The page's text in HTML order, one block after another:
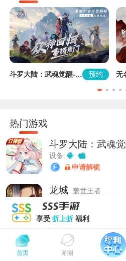
斗罗大陆：武魂觉醒-众神版 预约 无
热门游戏
斗罗大陆：武魂
设备:
申请解锁
龙城 盖世王者
设备:
申请解锁
无名之辈
设备:
申请解锁
享受 折上折 福利
首页 游圈